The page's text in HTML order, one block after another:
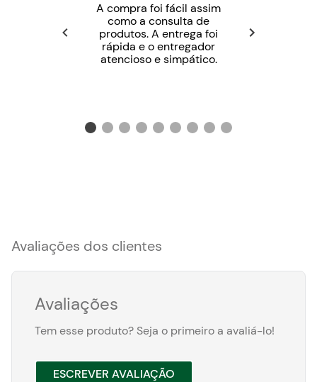
A compra foi fácil assim
como a consulta de
produtos. A entrega foi
rápida e o entregador
atencioso e simpático.
Avaliações dos clientes
Avaliações
Tem esse produto? Seja o primeiro a avaliá-lo!
ESCREVER AVALIAÇÃO